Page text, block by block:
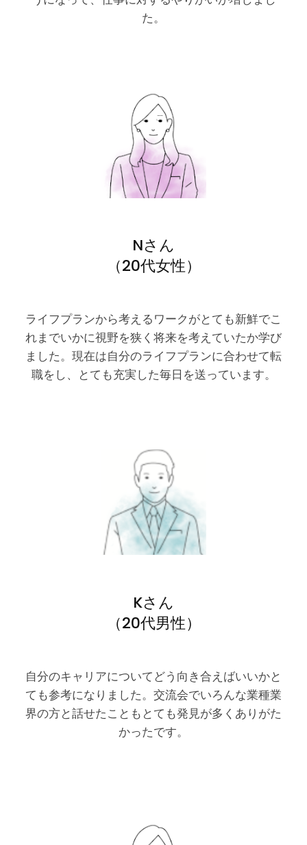
た。
Nさん
（20代女性）
ライフプランから考えるワークがとても新鮮でこ
れまでいかに視野を狭く将来を考えていたか学び
ました。現在は自分のライフプランに合わせて転
職をし、とても充実した毎日を送っています。
Kさん
（20代男性）
自分のキャリアについてどう向き合えばいいかと
ても参考になりました。交流会でいろんな業種業
界の方と話せたこともとても発見が多くありがた
かったです。